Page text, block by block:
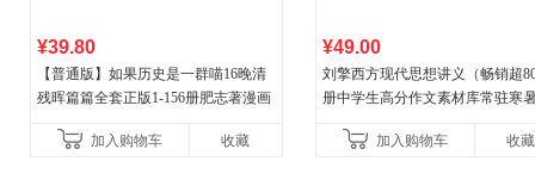
¥39.80
【普通版】如果历史是一群喵16晚清
残晖篇篇全套正版1-156册肥志著漫画
儿童西游喵知识
加入购物车 收藏
¥49.00
刘擎西方现代思想讲义（畅销超
册中学生高分作文素材库常驻寒
讲透西方思想史，哲学知
加入购物车 收藏